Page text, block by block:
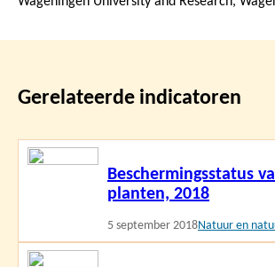
Gerelateerde indicatoren
Beschermingsstatus
planten, 2018
5 september 2018Natuur en
Lees
Lees